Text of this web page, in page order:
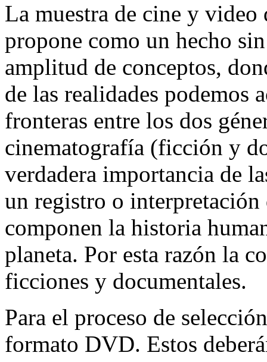
La muestra de cine y video
propone como un hecho
amplitud de conceptos,
de las realidades podemos
fronteras entre los dos
cinematografí­a (ficción y
verdadera importancia de
un registro o interpretación
componen la historia
planeta. Por esta razón la
ficciones y documentales.
Para el proceso de
formato DVD. Estos